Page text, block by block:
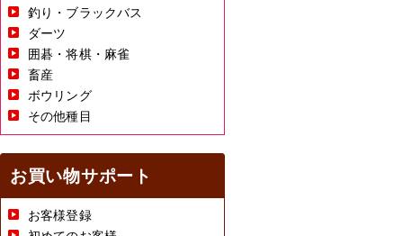
釣り・ブラックバス
ダーツ
囲碁・将棋・麻雀
畜産
ボウリング
その他種目
お買い物サポート
お客様登録